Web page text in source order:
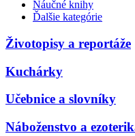
Náučné knihy
Ďalšie kategórie
Životopisy a reportáže
Kuchárky
Učebnice a slovníky
Náboženstvo a